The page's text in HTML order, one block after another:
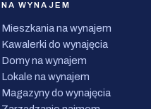
NA WYNAJEM
Mieszkania na wynajem
Kawalerki do wynajęcia
Domy na wynajem
Lokale na wynajem
Magazyny do wynajęcia